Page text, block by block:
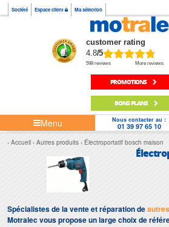
Société Espace client Ma sélection
customer rating
4.8/5
598 reviews More reviews
PROMOTIONS
BONS PLANS
Menu Nous contacter au :
01 39 97 65 10
Accueil Autres produits Électroportatif bosch maison
Spécialistes de la vente et réparation de
Motralec vous propose un large choix de